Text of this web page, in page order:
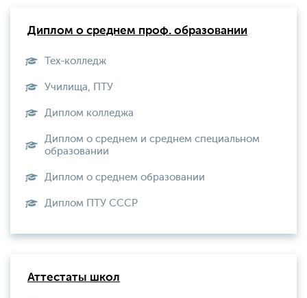
Диплом о среднем проф. образовании
Тех-колледж
Училища, ПТУ
Диплом колледжа
Диплом о среднем и среднем специальном
образовании
Диплом о среднем образовании
Диплом ПТУ СССР
Аттестаты школ